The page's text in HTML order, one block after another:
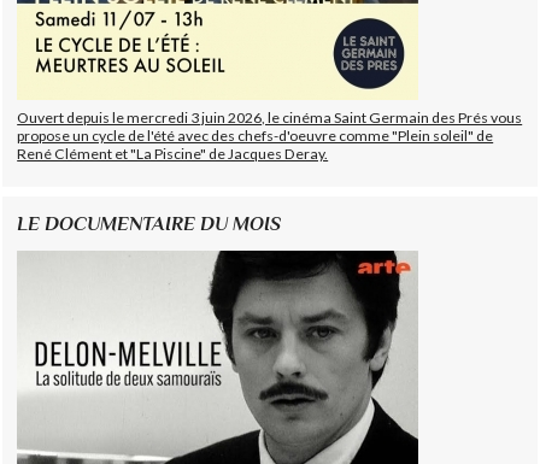
Ouvert depuis le mercredi 3 juin 2026, le cinéma Saint Germain des Prés vous
propose un cycle de l'été avec des chefs-d'oeuvre comme "Plein soleil" de
René Clément et "La Piscine" de Jacques Deray.
LE DOCUMENTAIRE DU MOIS